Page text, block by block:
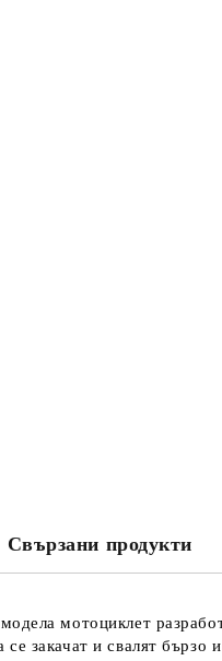
Свързани продукти
мотоциклет
закачат и свалят бързо